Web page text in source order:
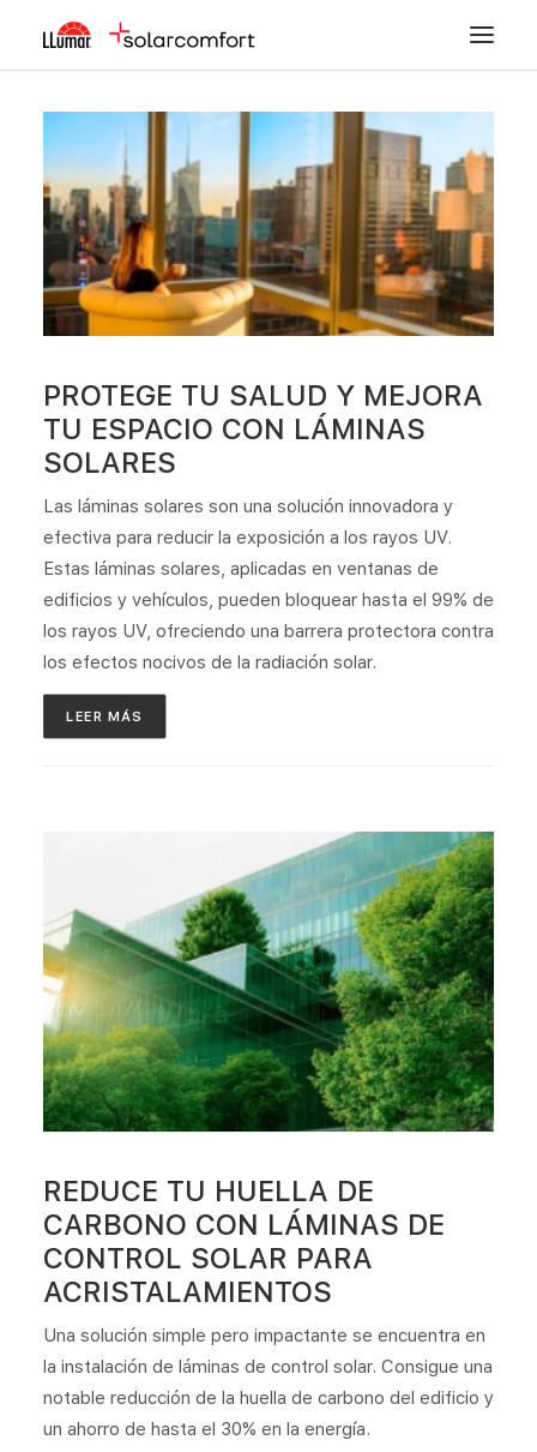
CONTROL SOLAR
SEGURIDAD
DECORACIÓN
TINTADO DE LUNAS
TIENDA
FORMACIÓN
PROYECTOS
SOBRE NOSOTROS
BLOG
PROTEGE TU SALUD Y MEJORA
TU ESPACIO CON LÁMINAS
SOLARES
Las láminas solares son una solución innovadora y
efectiva para reducir la exposición a los rayos UV.
Estas láminas solares, aplicadas en ventanas de
edificios y vehículos, pueden bloquear hasta el 99% de
los rayos UV, ofreciendo una barrera protectora contra
los efectos nocivos de la radiación solar.
LEER MÁS
REDUCE TU HUELLA DE
CARBONO CON LÁMINAS DE
CONTROL SOLAR PARA
ACRISTALAMIENTOS​
Una solución simple pero impactante se encuentra en
la instalación de láminas de control solar. Consigue una
notable reducción de la huella de carbono del edificio y
un ahorro de hasta el 30% en la energía.